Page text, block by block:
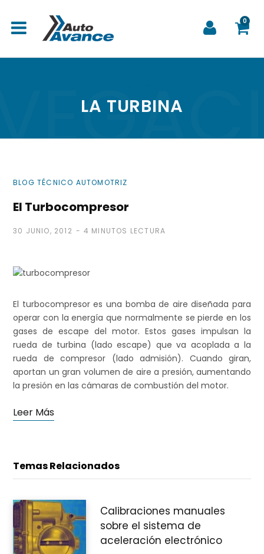
0
a
i
d
LA TURBINA
BLOG TÉCNICO AUTOMOTRIZ
El Turbocompresor
30 JUNIO, 2012 4 MINUTOS LECTURA
El turbocompresor es una bomba de aire diseñada para
operar con la energía que normalmente se pierde en los
gases de escape del motor. Estos gases impulsan la
rueda de turbina (lado escape) que va acoplada a la
rueda de compresor (lado admisión). Cuando giran,
aportan un gran volumen de aire a presión, aumentando
la presión en las cámaras de combustión del motor.
Leer Más
Temas Relacionados
Calibraciones manuales
sobre el sistema de
aceleración electrónico